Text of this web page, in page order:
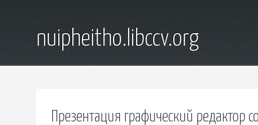
nuipheitho.libccv.org
Презентация графический редактор